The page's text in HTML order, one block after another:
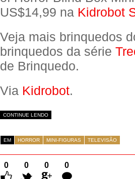
US$14,99 na Kidrobot
Veja mais brinquedos
brinquedos da série
de Brinquedo.
Via Kidrobot.
CONTINUE LENDO
EM HORROR MINI-FIGURAS TELEVISÃO
0 0 0
0
Comentários